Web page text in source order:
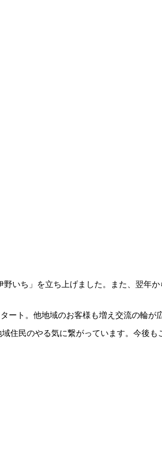
いち」を立ち上げました。また、翌年
ト。他地域のお客様も増え交流の輪が
住民のやる気に繋がっています。今後も